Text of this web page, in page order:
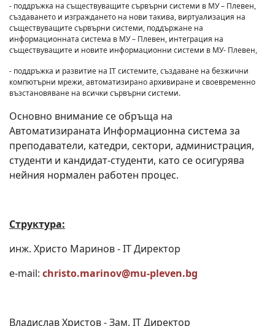
- поддръжка на съществуващите сървърни системи в МУ – Плевен,
създаването и изграждането на нови такива, виртуализация на
съществуващите сървърни системи, поддържане на
информационната система в МУ – Плевен, интеграция на
съществуващите и новите информационни системи в МУ- Плевен,
- поддръжка и развитие на IT системите, създаване на безжични
компютърни мрежи, автоматизирано архивиране и своевременно
възстановяване на всички сървърни системи.
Основно внимание се обръща на
Автоматизираната Информационна система за
преподаватели, катедри, сектори, администрация,
студенти и кандидат-студенти, като се осигурява
нейния нормален работен процес.
Структура:
инж. Христо Маринов - IT Директор
e-mail: christo.marinov@mu-pleven.bg
Владислав Христов - Зам. IT Директор